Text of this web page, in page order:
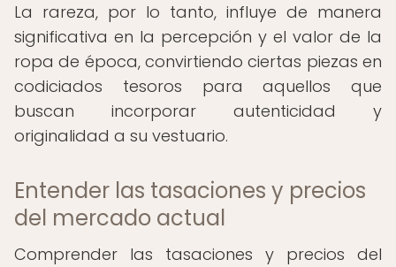
La rareza, por lo tanto, influye de manera
significativa en la percepción y el valor de la
ropa de época, convirtiendo ciertas piezas en
codiciados tesoros para aquellos que
buscan incorporar autenticidad y
originalidad a su vestuario.
Entender las tasaciones y precios
del mercado actual
Comprender las tasaciones y precios del